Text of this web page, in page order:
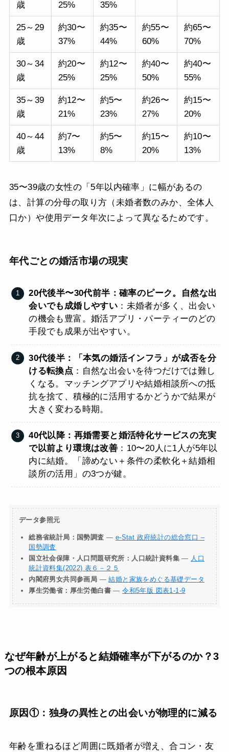
歳 25% 35%
25～29
歳
約30〜
37%
約35〜
44%
約55〜
60%
約65〜
70%
30～34
歳
約20〜
25%
約12〜
25%
約40〜
50%
約40〜
55%
35～39
歳
約12〜
21%
約5〜
23%
約26〜
27%
約15〜
20%
40～44
歳
約7〜
13%
約5〜
8%
約15〜
20%
約10〜
13%
35〜39歳の女性の「5年以内確率」に幅があるの
は、計算の分母の取り方（未婚者数のみか、全体人
口か）や使用データ年次によって異なるためです。
年代ごとの婚活市場の現実
20代後半〜30代前半：確率のピーク。自然な出
会いでも成婚しやすい ：未婚者が多く、出会い
の機会も豊富。婚活アプリ・パーティーのどの
手段でも成果が出やすい。
30代後半：「本気の婚活インフラ」が成否を分
ける転換点 ：自然な出会いを待つだけでは難し
くなる。マッチングアプリや結婚相談所への抵
抗を捨て、積極的に活用するかどうかで結果が
大きく変わる時期。
40代以降：再婚需要と婚活特化サービスの充実
で以前より環境は改善 ：10〜20人に1人が5年以
内に結婚。「諦めない＋条件の柔軟化＋結婚相
談所の活用」の3つが鍵。
データ参照元
総務省統計局：国勢調査 — e-Stat 政府統計の総合窓口 –
国勢調査
国立社会保障・人口問題研究所：人口統計資料集 — 人口
統計資料集(2022) 表６－２５
内閣府男女共同参画局 —結婚と家族をめぐる基礎データ
厚生労働省：厚生労働白書 —令和5年版 図表1-1-9
なぜ年齢が上がると結婚確率が下がるのか？3
つの根本原因
原因①：独身の異性との出会いが物理的に減る
年齢を重ねるほど周囲に既婚者が増え、合コン・友